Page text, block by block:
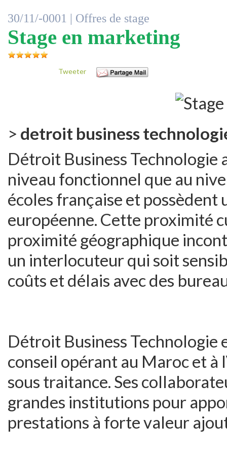
30/11/-0001 | Offres de stage
Stage en marketing
Tweeter
> detroit business
Détroit Business Technologie
niveau fonctionnel que au
écoles française et possèdent
européenne. Cette proximité
proximité géographique
un interlocuteur qui soit
coûts et délais avec des
Détroit Business Technologie
conseil opérant au Maroc et
sous traitance. Ses
grandes institutions pour
prestations à forte valeur